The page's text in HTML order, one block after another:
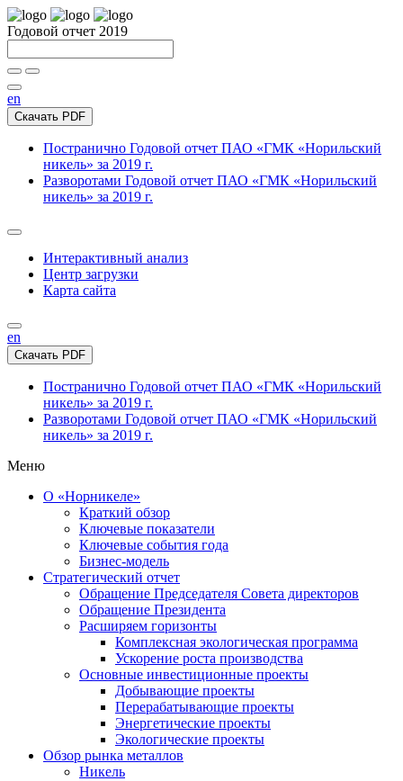
Годовой отчет 2019
en
Скачать PDF
Постранично Годовой отчет ПАО «ГМК «Норильский
никель» за 2019 г.
Разворотами Годовой отчет ПАО «ГМК «Норильский
никель» за 2019 г.
Интерактивный анализ
Центр загрузки
Карта сайта
en
Скачать PDF
Постранично Годовой отчет ПАО «ГМК «Норильский
никель» за 2019 г.
Разворотами Годовой отчет ПАО «ГМК «Норильский
никель» за 2019 г.
Меню
О «Норникеле»
Краткий обзор
Ключевые показатели
Ключевые события года
Бизнес-модель
Стратегический отчет
Обращение Председателя Совета директоров
Обращение Президента
Расширяем горизонты
Комплексная экологическая программа
Ускорение роста производства
Основные инвестиционные проекты
Добывающие проекты
Перерабатывающие проекты
Энергетические проекты
Экологические проекты
Обзор рынка металлов
Никель